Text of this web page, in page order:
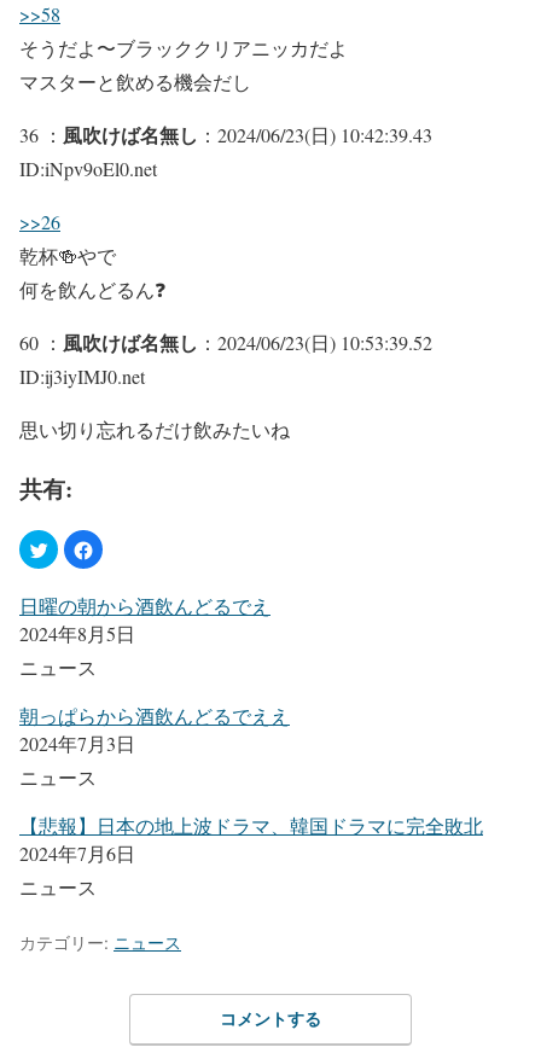
>>58
そうだよ〜ブラッククリアニッカだよ
マスターと飲める機会だし
36 ： 風吹けば名無し ：2024/06/23(日) 10:42:39.43
ID:iNpv9oEl0.net
>>26
乾杯🍻やで
何を飲んどるん❓
60 ： 風吹けば名無し ：2024/06/23(日) 10:53:39.52
ID:ij3iyIMJ0.net
思い切り忘れるだけ飲みたいね
共有:
日曜の朝から酒飲んどるでえ
2024年8月5日
ニュース
朝っぱらから酒飲んどるでええ
2024年7月3日
ニュース
【悲報】日本の地上波ドラマ、韓国ドラマに完全敗北
2024年7月6日
ニュース
カテゴリー: ニュース
コメントする